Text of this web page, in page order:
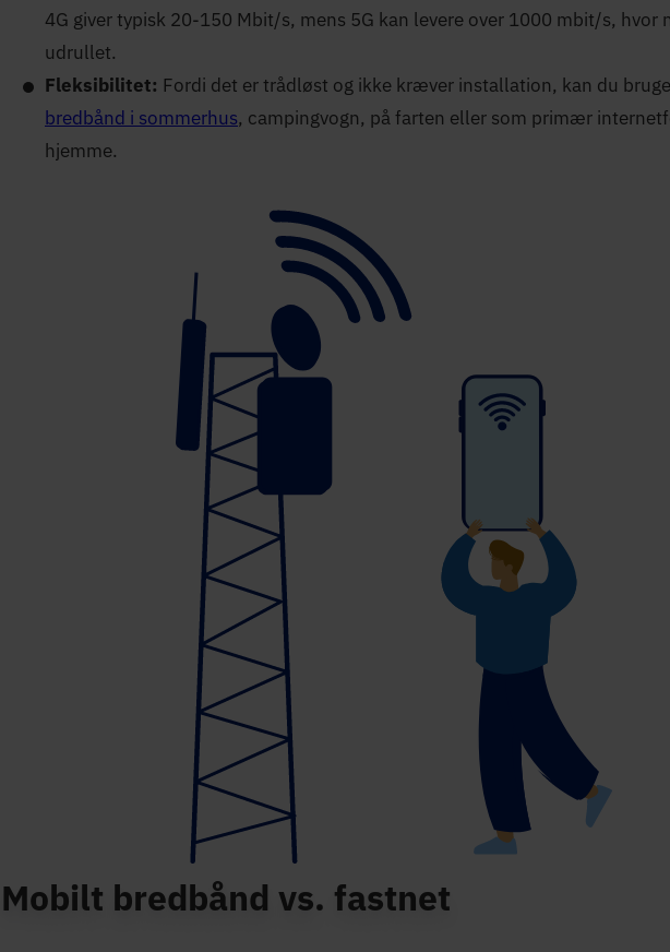
4G giver typisk 20-150 Mbit/s, mens 5G kan levere over 1000 mbit/s, hvor
udrullet.
Fleksibilitet: Fordi det er trådløst og ikke kræver installation, kan du
bredbånd i sommerhus, campingvogn, på farten eller som primær
hjemme.
Mobilt bredbånd vs. fastnet